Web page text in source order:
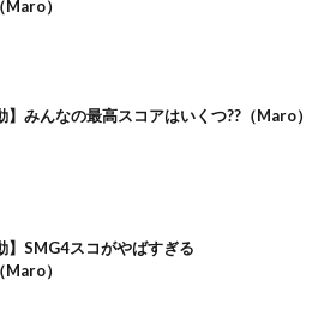
）
】みんなの最高スコアはいくつ??（Maro）
】SMG4スコがやばすぎる
）